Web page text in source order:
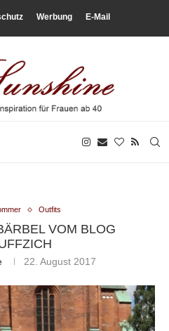
Werbung E-Mail
Outfits
VOM BLOG
22. August 2017